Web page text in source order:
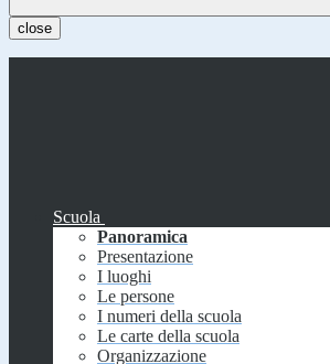
close
Scuola
Panoramica
Presentazione
I luoghi
Le persone
I numeri della scuola
Le carte della scuola
Organizzazione